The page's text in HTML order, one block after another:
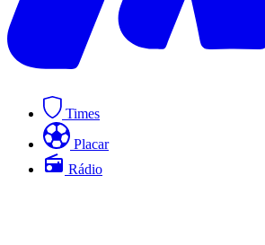
Times
Placar
Rádio